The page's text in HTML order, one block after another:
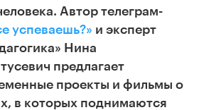
Автор телеграм-
успеваешь?» и эксперт
Нина
предлагает
проекты и фильмы о
в которых поднимаются